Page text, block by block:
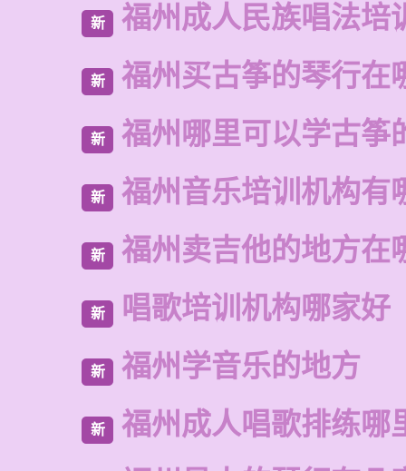
新 福州成人民族唱法培
新 福州买古筝的琴行在
新 福州哪里可以学古筝
新 福州音乐培训机构有
新 福州卖吉他的地方在
新 唱歌培训机构哪家好
新 福州学音乐的地方
新 福州成人唱歌排练哪